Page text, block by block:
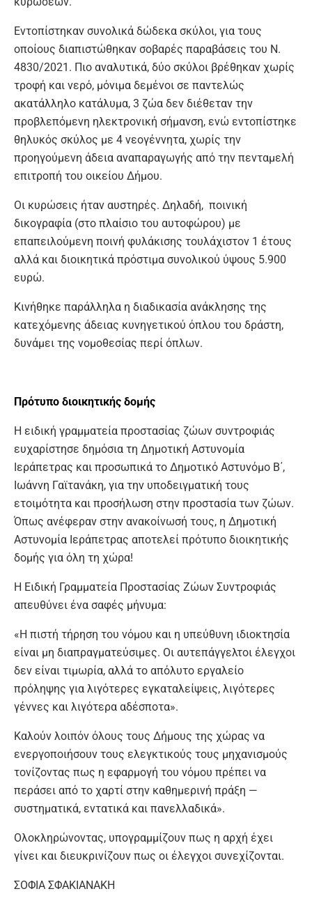
Εντοπίστηκαν συνολικά δώδεκα σκύλοι, για τους
οποίους διαπιστώθηκαν σοβαρές παραβάσεις του Ν.
4830/2021. Πιο αναλυτικά, δύο σκύλοι βρέθηκαν χωρίς
τροφή και νερό, μόνιμα δεμένοι σε παντελώς
ακατάλληλο κατάλυμα, 3 ζώα δεν διέθεταν την
προβλεπόμενη ηλεκτρονική σήμανση, ενώ εντοπίστηκε
θηλυκός σκύλος με 4 νεογέννητα, χωρίς την
προηγούμενη άδεια αναπαραγωγής από την πενταμελή
επιτροπή του οικείου Δήμου.
Οι κυρώσεις ήταν αυστηρές. Δηλαδή, ποινική
δικογραφία (στο πλαίσιο του αυτοφώρου) με
επαπειλούμενη ποινή φυλάκισης τουλάχιστον 1 έτους
αλλά και διοικητικά πρόστιμα συνολικού ύψους 5.900
ευρώ.
Κινήθηκε παράλληλα η διαδικασία ανάκλησης της
κατεχόμενης άδειας κυνηγετικού όπλου του δράστη,
δυνάμει της νομοθεσίας περί όπλων.
Πρότυπο διοικητικής δομής
Η ειδική γραμματεία προστασίας ζώων συντροφιάς
ευχαρίστησε δημόσια τη Δημοτική Αστυνομία
Ιεράπετρας και προσωπικά το Δημοτικό Αστυνόμο Β΄,
Ιωάννη Γαϊτανάκη, για την υποδειγματική τους
ετοιμότητα και προσήλωση στην προστασία των ζώων.
Όπως ανέφεραν στην ανακοίνωσή τους, η Δημοτική
Αστυνομία Ιεράπετρας αποτελεί πρότυπο διοικητικής
δομής για όλη τη χώρα!
Η Ειδική Γραμματεία Προστασίας Ζώων Συντροφιάς
απευθύνει ένα σαφές μήνυμα:
«Η πιστή τήρηση του νόμου και η υπεύθυνη ιδιοκτησία
είναι μη διαπραγματεύσιμες. Οι αυτεπάγγελτοι έλεγχοι
δεν είναι τιμωρία, αλλά το απόλυτο εργαλείο
πρόληψης για λιγότερες εγκαταλείψεις, λιγότερες
γέννες και λιγότερα αδέσποτα».
Καλούν λοιπόν όλους τους Δήμους της χώρας να
ενεργοποιήσουν τους ελεγκτικούς τους μηχανισμούς
τονίζοντας πως η εφαρμογή του νόμου πρέπει να
περάσει από το χαρτί στην καθημερινή πράξη —
συστηματικά, εντατικά και πανελλαδικά».
Ολοκληρώνοντας, υπογραμμίζουν πως η αρχή έχει
γίνει και διευκρινίζουν πως οι έλεγχοι συνεχίζονται.
ΣΟΦΙΑ ΣΦΑΚΙΑΝΑΚΗ